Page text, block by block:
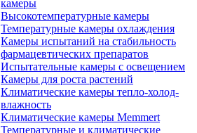
камеры
Высокотемпературные камеры
Температурные камеры охлаждения
Камеры испытаний на стабильность
фармацевтических препаратов
Испытательные камеры с освещением
Камеры для роста растений
Климатические камеры тепло-холод-
влажность
Климатические камеры Memmert
Температурные и климатические